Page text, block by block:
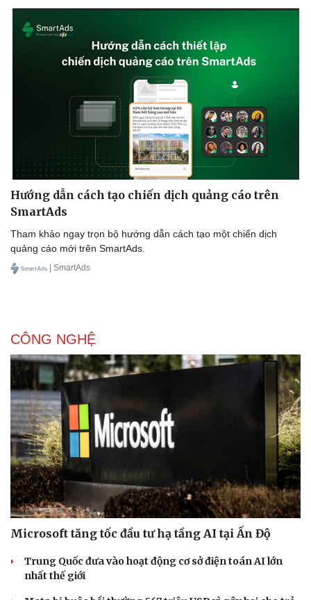
Văn hóa
Sân khấu - Điện ảnh
Nghệ sĩ
Thời trang
Sao Việt
Du lịch
Hướng dẫn cách tạo chiến dịch quảng cáo trên
SmartAds
Tham khảo ngay trọn bộ hướng dẫn cách tạo một chiến dịch
quảng cáo mới trên SmartAds.
| SmartAds
CÔNG NGHỆ
Microsoft tăng tốc đầu tư hạ tầng AI tại Ấn Độ
Trung Quốc đưa vào hoạt động cơ sở điện toán AI lớn
nhất thế giới